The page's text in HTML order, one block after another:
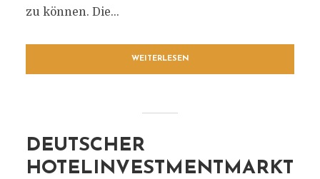
zu können. Die...
WEITERLESEN
DEUTSCHER
HOTELINVESTMENTMARKT